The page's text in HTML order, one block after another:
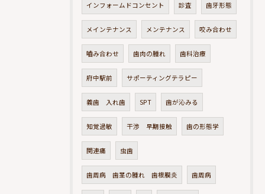
インフォームドコンセント 診査 歯牙形態
メインテナンス メンテナンス 咬み合わせ
嚙み合わせ 歯肉の腫れ 歯科治療
府中駅前 サポーティングテラピー
義歯 入れ歯 SPT 歯が沁みる
知覚過敏 干渉 早期接触 歯の形態学
関連痛 虫歯
歯周病 歯茎の腫れ 歯根膜炎 歯周病